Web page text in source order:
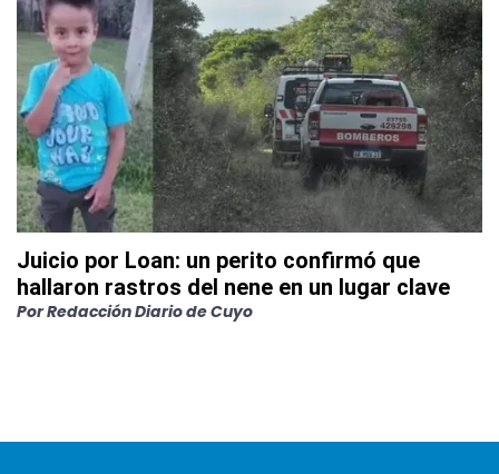
Juicio por Loan: un perito confirmó que
hallaron rastros del nene en un lugar clave
PorRedacción Diario de Cuyo